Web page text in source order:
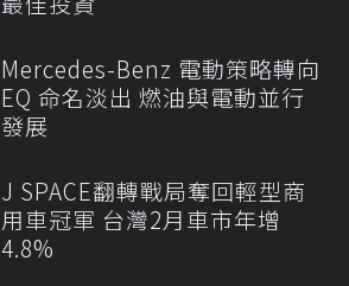
Mercedes-Benz 電動策略轉向
EQ 命名淡出 燃油與電動並行
發展
J SPACE翻轉戰局奪回輕型商
用車冠軍 台灣2月車市年增
4.8%